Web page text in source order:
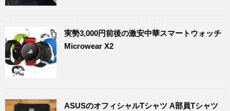
実勢3,000円前後の激安中華スマートウォッチ
Microwear X2
ASUSのオフィシャルTシャツ A部員Tシャツ